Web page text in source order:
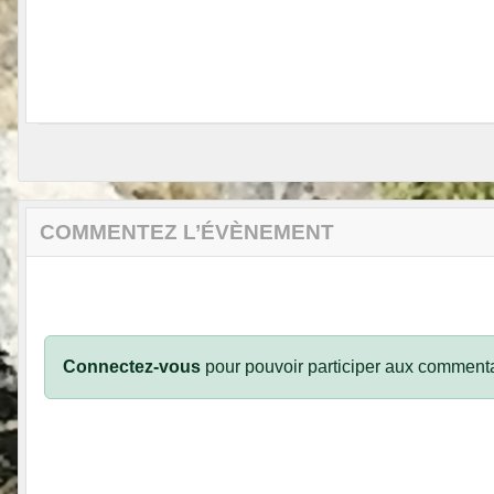
COMMENTEZ L’ÉVÈNEMENT
Connectez-vous pour pouvoir participer aux